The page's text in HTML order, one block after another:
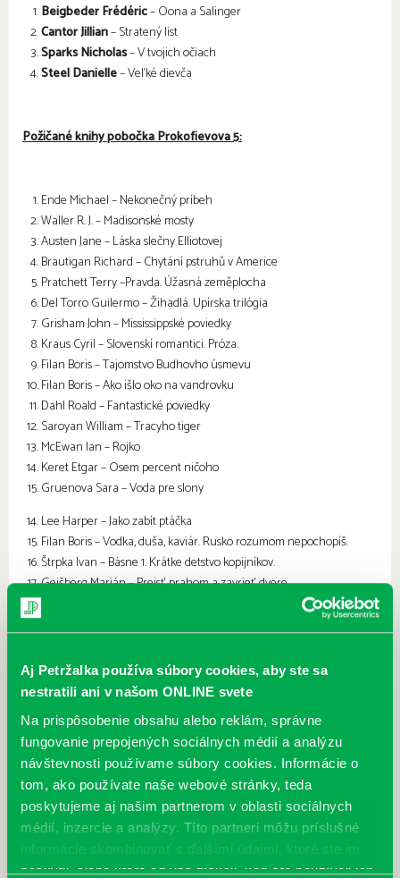
Aj Petržalka používa súbory cookies, aby ste sa
nestratili ani v našom ONLINE svete
Na prispôsobenie obsahu alebo reklám, správne
fungovanie prepojených sociálnych médií a analýzu
návštevnosti používame súbory cookies. Informácie o
tom, ako používate naše webové stránky, teda
poskytujeme aj našim partnerom v oblasti sociálnych
médií, inzercie a analýzy. Títo partneri môžu príslušné
informácie skombinovať s ďalšími údajmi, ktoré ste im
poskytli, alebo ktoré od vás získali, keď ste používali ich
Beigbeder Frédéric– Oona a Salinger
Cantor Jillian– Stratený list
Sparks Nicholas– V tvojich očiach
Steel Danielle– Veľké dievča
Požičané knihy pobočka Prokofievova 5:
Ende Michael – Nekonečný príbeh
Waller R. J. – Madisonské mosty
Austen Jane – Láska slečny Elliotovej
Brautigan Richard – Chytání pstruhů v Americe
Pratchett Terry –Pravda. Úžasná zeměplocha
Del Torro Guilermo – Žihadlá. Upírska trilógia
Grisham John – Mississippské poviedky
Kraus Cyril – Slovenskí romantici. Próza.
Filan Boris – Tajomstvo Budhovho úsmevu
Filan Boris – Ako išlo oko na vandrovku
Dahl Roald – Fantastické poviedky
Saroyan William – Tracyho tiger
McEwan Ian – Rojko
Keret Etgar – Osem percent ničoho
Gruenova Sara – Voda pre slony
Lee Harper – Jako zabít ptáčka
Filan Boris – Vodka, duša, kaviár. Rusko rozumom nepochopíš.
Štrpka Ivan – Básne 1. Krátke detstvo kopijníkov.
Geišberg Marián – Prejsť prahom a zavrieť dvere
Tatarka Dominik – Panna Zázračnica
Vámoš Gejza – Jazdecká legenda
Watson J.S. – Skôr než zaspím
Giordano Paolo – Čierna a strieborná
Mairowitz David Zane – Zámek (komiks)
Brežná Irena – Nevďačná cudzinka
Passia Radoslav – Deväť životov. Rozhovory o preklade a literatúre.
Camus Albert – Mor
Lodge David – Hostujíci profesoři
Murakami Haruki – Podivná knihovna